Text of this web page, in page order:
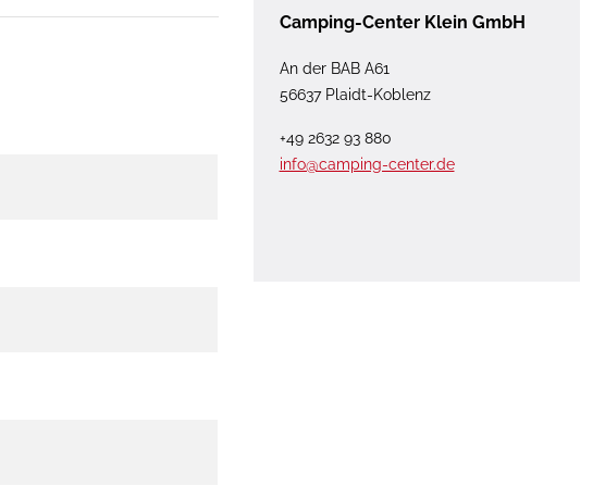
Camping-Center Klein GmbH
An der BAB A61
56637 Plaidt-Koblenz
+49 2632 93 880
info@camping-center.de